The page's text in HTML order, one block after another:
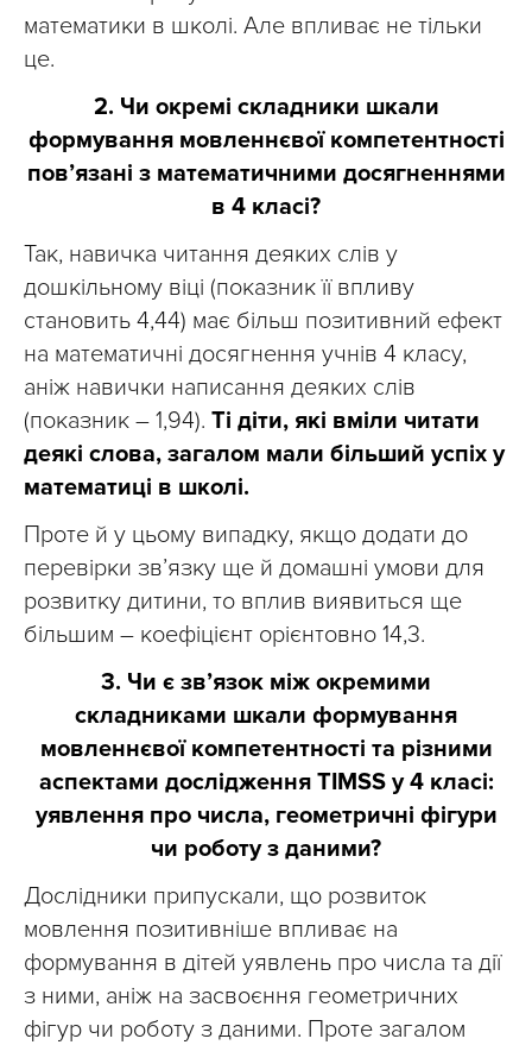
математики в школі. Але впливає не тільки
це.
2. Чи окремі складники шкали
формування мовленнєвої компетентності
пов’язані з математичними досягненнями
в 4 класі?
Так, навичка читання деяких слів у
дошкільному віці (показник її впливу
становить 4,44) має більш позитивний ефект
на математичні досягнення учнів 4 класу,
аніж навички написання деяких слів
(показник – 1,94). Ті діти, які вміли читати
деякі слова, загалом мали більший успіх у
математиці в школі.
Проте й у цьому випадку, якщо додати до
перевірки зв’язку ще й домашні умови для
розвитку дитини, то вплив виявиться ще
більшим – коефіцієнт орієнтовно 14,3.
3. Чи є зв’язок між окремими
складниками шкали формування
мовленнєвої компетентності та різними
аспектами дослідження TIMSS у 4 класі:
уявлення про числа, геометричні фігури
чи роботу з даними?
Дослідники припускали, що розвиток
мовлення позитивніше впливає на
формування в дітей уявлень про числа та дії
з ними, аніж на засвоєння геометричних
фігур чи роботу з даними. Проте загалом